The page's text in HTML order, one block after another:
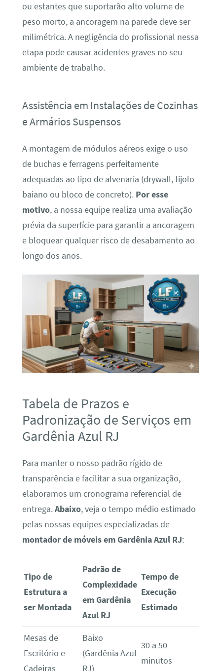
ou estantes que suportarão alto volume de
peso morto, a ancoragem na parede deve ser
milimétrica. A negligência do profissional nessa
etapa pode causar acidentes graves no seu
ambiente de trabalho.
Assistência em Instalações de Cozinhas
e Armários Suspensos
A montagem de módulos aéreos exige o uso
de buchas e ferragens perfeitamente
adequadas ao tipo de alvenaria (drywall, tijolo
baiano ou bloco de concreto). Por esse
motivo, a nossa equipe realiza uma avaliação
prévia da superfície para garantir a ancoragem
e bloquear qualquer risco de desabamento ao
longo dos anos.
Tabela de Prazos e
Padronização de Serviços em
Gardênia Azul RJ
Para manter o nosso padrão rígido de
transparência e facilitar a sua organização,
elaboramos um cronograma referencial de
entrega.Abaixo, veja o tempo médio estimado
pelas nossas equipes especializadas de
montador de móveis em Gardênia Azul RJ:
Tipo de
Estrutura a
ser Montada
Padrão de
Complexidade
em Gardênia
Azul RJ
Tempo de
Execução
Estimado
Mesas de
Escritório e
Cadeiras
Baixo
(Gardênia Azul
RJ)
30 a 50
minutos